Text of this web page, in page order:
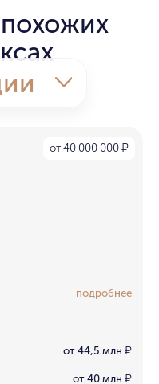
от 40 000 000 ₽
подробнее
от 44,5 млн ₽
от 40 млн ₽